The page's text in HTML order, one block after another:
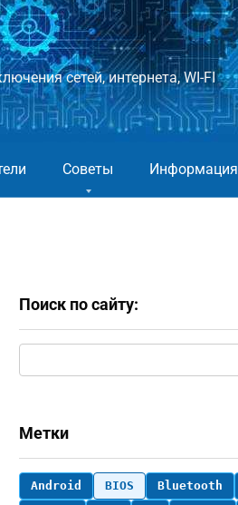
сетей, интернета, WI-FI
Советы Информация
Поиск по сайту:
Метки
Android BIOS Bluetooth